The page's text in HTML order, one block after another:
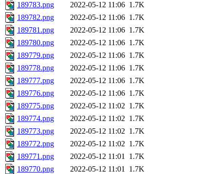
189783.png
2022-05-12 11:06 1.7K
189782.png
2022-05-12 11:06 1.7K
189781.png
2022-05-12 11:06 1.7K
189780.png
2022-05-12 11:06 1.7K
189779.png
2022-05-12 11:06 1.7K
189778.png
2022-05-12 11:06 1.7K
189777.png
2022-05-12 11:06 1.7K
189776.png
2022-05-12 11:06 1.7K
189775.png
2022-05-12 11:02 1.7K
189774.png
2022-05-12 11:02 1.7K
189773.png
2022-05-12 11:02 1.7K
189772.png
2022-05-12 11:02 1.7K
189771.png
2022-05-12 11:01 1.7K
189770.png
2022-05-12 11:01 1.7K